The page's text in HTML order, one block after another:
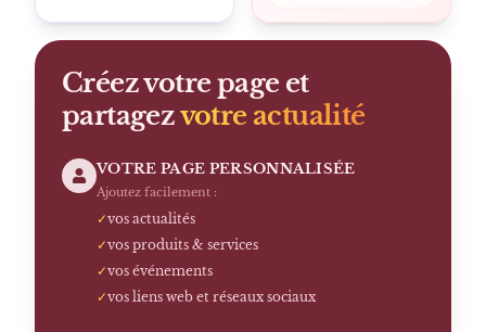
Créez votre page et
partagezvotre actualité
VOTRE PAGE PERSONNALISÉE
Ajoutez facilement :
✓vos actualités
✓vos produits & services
✓vos événements
✓vos liens web et réseaux sociaux